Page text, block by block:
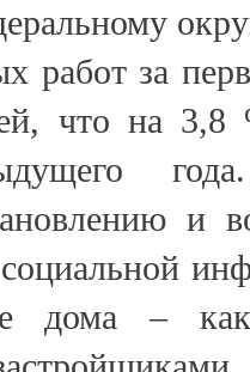
работ за
что на 3,8
и
дома –